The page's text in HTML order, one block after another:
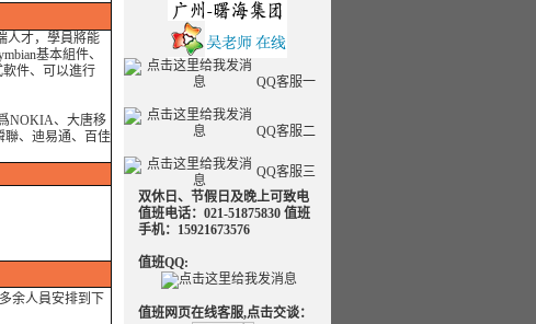
QQ客服一
QQ客服二
QQ客服三
双休日、节假日及晚上可致电
值班电话：021-51875830 值班
手机：15921673576
值班QQ:
值班网页在线客服,点击交谈：
人才，學員將能
基本組件、
軟件、可以進行
NOKIA、大唐移
聯、迪易通、百佳
余人員安排到下